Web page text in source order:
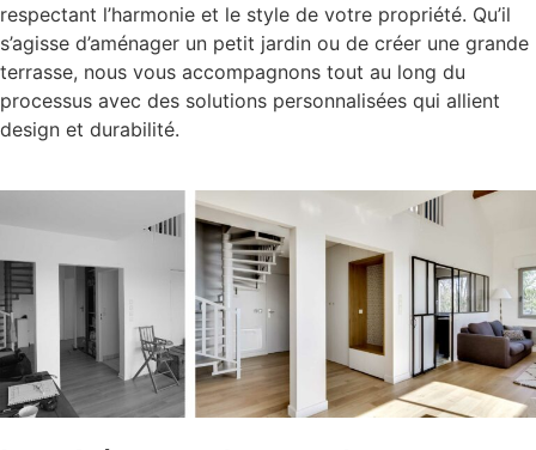
respectant l’harmonie et le style de votre propriété. Qu’il
s’agisse d’aménager un petit jardin ou de créer une grande
terrasse, nous vous accompagnons tout au long du
processus avec des solutions personnalisées qui allient
design et durabilité.